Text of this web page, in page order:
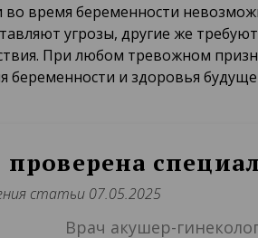
время беременности
угрозы, другие же
При любом тревожном
беременности и здоровья
статьи 07.05.2025
Врач акушер-